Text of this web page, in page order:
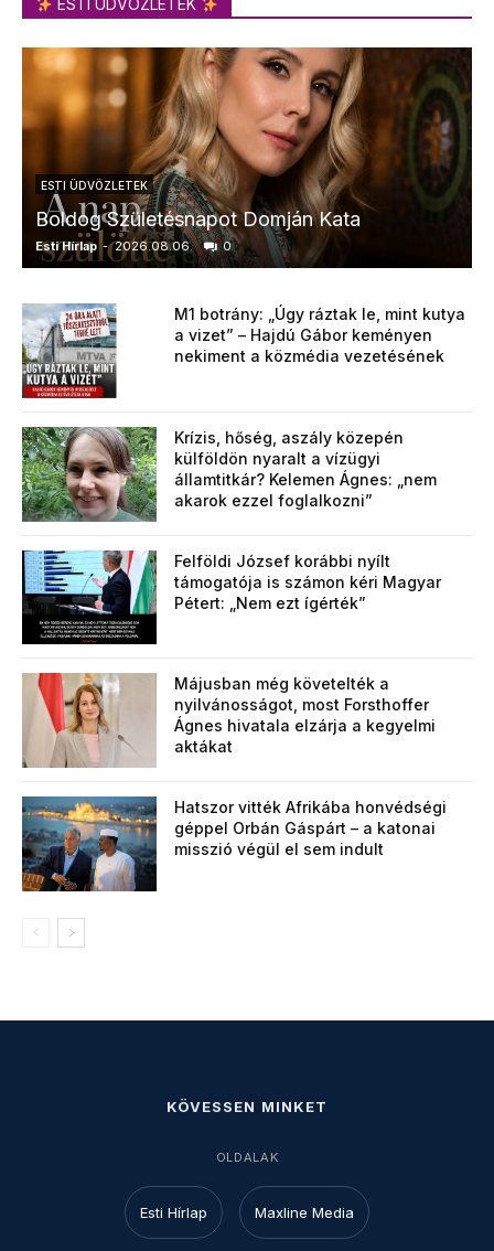
ESTI ÜDVÖZLETEK
ESTI ÜDVÖZLETEK
Boldog Születésnapot Domján Kata
Esti Hírlap - 2026.08.06. 0
M1 botrány: „Úgy ráztak le, mint kutya
a vizet” – Hajdú Gábor keményen
nekiment a közmédia vezetésének
Krízis, hőség, aszály közepén
külföldön nyaralt a vízügyi
államtitkár? Kelemen Ágnes: „nem
akarok ezzel foglalkozni”
Felföldi József korábbi nyílt
támogatója is számon kéri Magyar
Pétert: „Nem ezt ígérték”
Májusban még követelték a
nyilvánosságot, most Forsthoffer
Ágnes hivatala elzárja a kegyelmi
aktákat
Hatszor vitték Afrikába honvédségi
géppel Orbán Gáspárt – a katonai
misszió végül el sem indult
KÖVESSEN MINKET
OLDALAK
Esti Hírlap Maxline Media